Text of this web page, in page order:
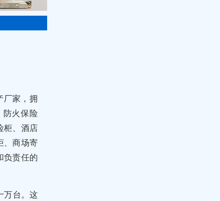
厂家，拥
火保险
柜、酒店
、商场寄
负责任的
万台。这